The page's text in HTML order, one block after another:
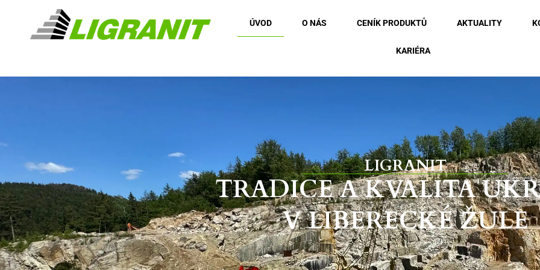
ÚVOD O NÁS CENÍK PRODUKTŮ AKTUALITY
KARIÉRA
LIGRANIT
TRADICE A KVALITA
V LIBERECKÉ ŽULE
Mezi hlavní výrobky hrubé kamenické výroby
řadíme štípané kostky, haklíky, hranoly,
Kostky řezano-štípané, obruby, dlažby, obklady
stěn, fasád a schodišťových stupňů, to je